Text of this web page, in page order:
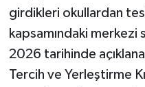
girdikleri okullardan
kapsamındaki merkezi
2026 tarihinde
Tercih ve Yerleştirme